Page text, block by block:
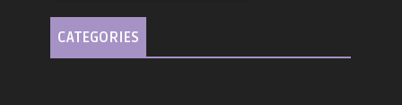
CATEGORIES